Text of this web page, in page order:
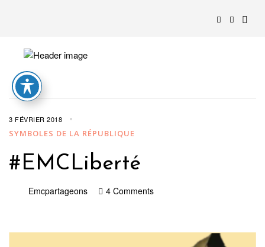
3 FÉVRIER 2018
SYMBOLES DE LA RÉPUBLIQUE
#EMCLiberté
Emcpartageons 4 Comments